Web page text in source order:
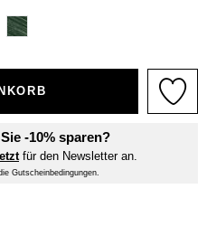
-10% sparen?
für den Newsletter an.
Gutscheinbedingungen.